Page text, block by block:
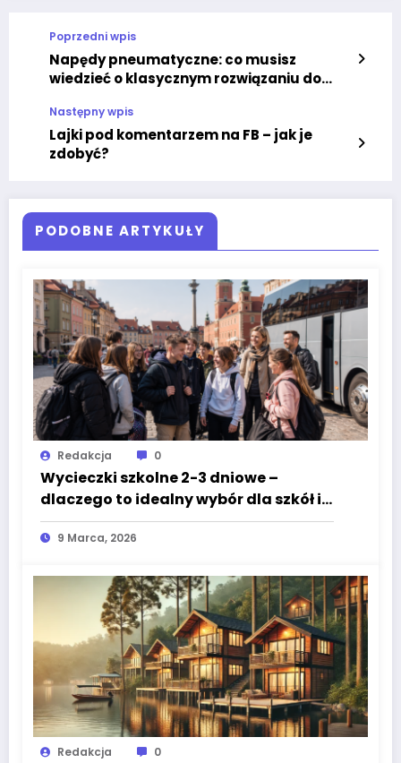
Poprzedni wpis
Napędy pneumatyczne: co musisz
wiedzieć o klasycznym rozwiązaniu do
Następny wpis
Lajki pod komentarzem na FB – jak je
zdobyć?
PODOBNE ARTYKUŁY
Redakcja 0
Wycieczki szkolne 2-3 dniowe –
dlaczego to idealny wybór dla szkół i
rodziców?
9 Marca, 2026
Redakcja 0